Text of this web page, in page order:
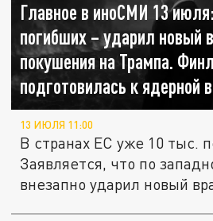
Главное в иноСМИ 13
погибших – ударил новый
покушения на Трампа.
подготовилась к ядерной
13 ИЮЛЯ 11:00
В странах ЕС уже 10 тыс.
Заявляется, что по
внезапно ударил новый